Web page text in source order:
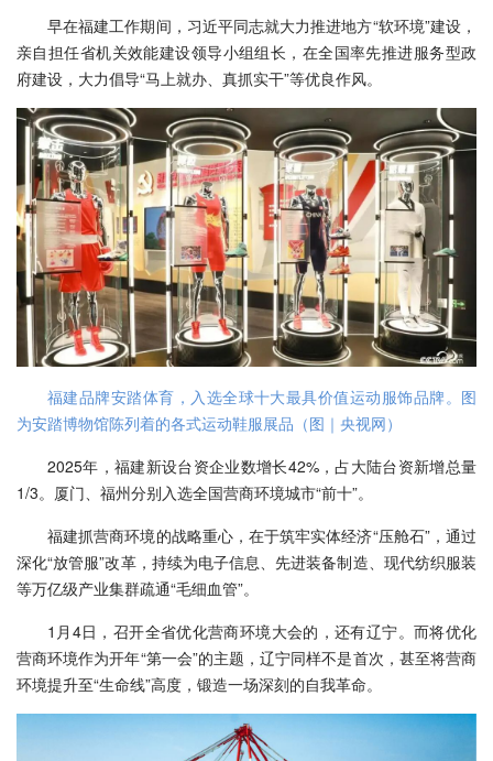
早在福建工作期间，习近平同志就大力推进地方“软环境”建设，
亲自担任省机关效能建设领导小组组长，在全国率先推进服务型政
府建设，大力倡导“马上就办、真抓实干”等优良作风。
福建品牌安踏体育，入选全球十大最具价值运动服饰品牌。图
为安踏博物馆陈列着的各式运动鞋服展品（图｜央视网）
2025年，福建新设台资企业数增长42%，占大陆台资新增总量
1/3。厦门、福州分别入选全国营商环境城市“前十”。
福建抓营商环境的战略重心，在于筑牢实体经济“压舱石”，通过
深化“放管服”改革，持续为电子信息、先进装备制造、现代纺织服装
等万亿级产业集群疏通“毛细血管”。
1月4日，召开全省优化营商环境大会的，还有辽宁。而将优化
营商环境作为开年“第一会”的主题，辽宁同样不是首次，甚至将营商
环境提升至“生命线”高度，锻造一场深刻的自我革命。